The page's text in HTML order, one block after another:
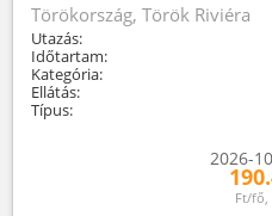
Törökország, Török Riviéra
Utazás:
Időtartam:
Kategória:
Ellátás:
Típus:
2026-
Ft/fő,